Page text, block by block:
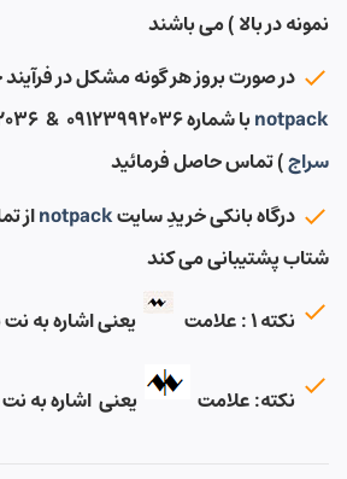
نمونه در بالا ) می باشند
در صورت بروز هر گونه مشکل در
notpackبا شماره ۰۹۱۲۳۹۹۲۰۳۶ & ۰۹۰۴۶۰۲۲۰۳۶ (
سراج) تماس حاصل فرمائید
درگاه بانکی خریدِ سایتnotpackاز
شتاب پشتیبانی می کند
نکته ۱ : علامت
یعنی اشاره به نت
نکته: علامت یعنی اشاره به نت